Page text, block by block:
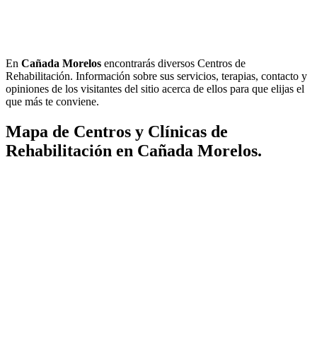
En Cañada Morelos encontrarás diversos Centros de
Rehabilitación. Información sobre sus servicios, terapias, contacto y
opiniones de los visitantes del sitio acerca de ellos para que elijas el
que más te conviene.
Mapa de Centros y Clínicas de
Rehabilitación en Cañada Morelos.